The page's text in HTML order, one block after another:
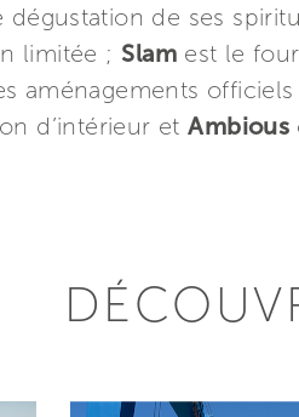
dégustation de ses
limitée ; Slam est le
aménagements
d’intérieur etAmbious